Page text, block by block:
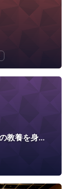
キャッシュフローゲームでお金の教養を身につけようin東京